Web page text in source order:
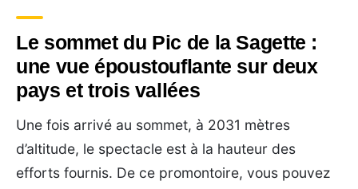
Le sommet du Pic de la Sagette :
une vue époustouflante sur deux
pays et trois vallées
Une fois arrivé au sommet, à 2031 mètres
d’altitude, le spectacle est à la hauteur des
efforts fournis. De ce promontoire, vous pouvez